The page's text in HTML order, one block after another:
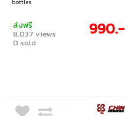
bottles
ส่งฟรี
8,037 views
0 sold
990.-